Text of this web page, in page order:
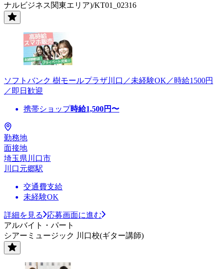
ナルビジネス関東エリア)/KT01_02316
ソフトバンク 樹モールプラザ川口／未経験OK／時給1500円
／即日歓迎
携帯ショップ時給1,500円〜
勤務地
面接地
埼玉県川口市
川口元郷駅
交通費支給
未経験OK
詳細を見る
応募画面に進む
アルバイト・パート
シアーミュージック 川口校(ギター講師)